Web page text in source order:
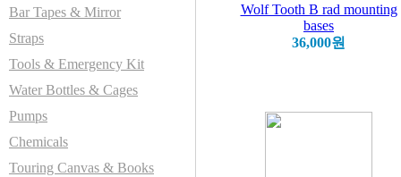
Bar Tapes & Mirror
Straps
Tools & Emergency Kit
Water Bottles & Cages
Pumps
Chemicals
Touring Canvas & Books
Wolf Tooth B rad mounting
bases
36,000원